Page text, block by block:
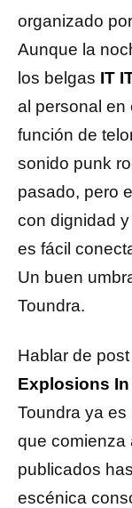
organizado por
Aunque la
los belgas IT
al personal en
función de
sonido punk
pasado, pero
con dignidad
es fácil
Un buen
Toundra.
Hablar de
Explosions
Toundra ya
que comienza
publicados
escénica